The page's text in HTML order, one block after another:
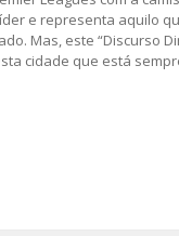
e representa aquilo
Mas, este “Discurso
cidade que está
em 2019, no